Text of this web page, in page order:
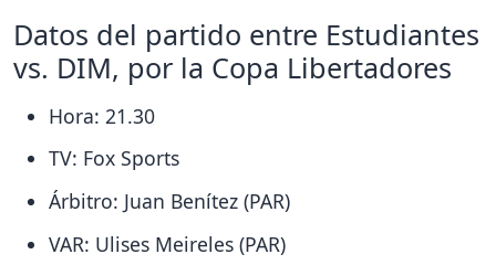
Datos del partido entre Estudiantes
vs. DIM, por la Copa Libertadores
Hora: 21.30
TV: Fox Sports
Árbitro: Juan Benítez (PAR)
VAR: Ulises Meireles (PAR)